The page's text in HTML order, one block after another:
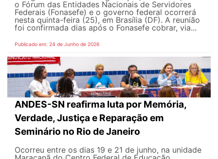
o Fórum das Entidades Nacionais de Servidores
Federais (Fonasefe) e o governo federal ocorrerá
nesta quinta-feira (25), em Brasília (DF). A reunião
foi confirmada dias após o Fonasefe cobrar, via...
Publicado em: 24 de Junho de 2026
ANDES-SN reafirma luta por Memória,
Verdade, Justiça e Reparação em
Seminário no Rio de Janeiro
Ocorreu entre os dias 19 e 21 de junho, na unidade